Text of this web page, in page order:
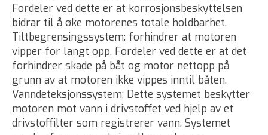
Fordeler ved dette er at korrosjonsbeskyttelsen
bidrar til å øke motorenes totale holdbarhet.
Tiltbegrensingssystem: forhindrer at motoren
vipper for langt opp. Fordeler ved dette er at det
forhindrer skade på båt og motor nettopp på
grunn av at motoren ikke vippes inntil båten.
Vanndeteksjonssystem: Dette systemet beskytter
motoren mot vann i drivstoffet ved hjelp av et
drivstoffilter som registrerer vann. Systemet